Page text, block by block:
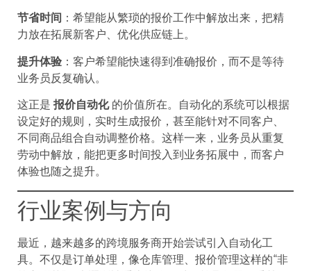
节省时间 ：希望能从繁琐的报价工作中解放出来，把精
力放在拓展新客户、优化供应链上。
提升体验 ：客户希望能快速得到准确报价，而不是等待
业务员反复确认。
这正是 报价自动化的价值所在。自动化的系统可以根据
设定好的规则，实时生成报价，甚至能针对不同客户、
不同商品组合自动调整价格。这样一来，业务员从重复
劳动中解放，能把更多时间投入到业务拓展中，而客户
体验也随之提升。
行业案例与方向
最近，越来越多的跨境服务商开始尝试引入自动化工
具。不仅是订单处理，像仓库管理、报价管理这样的“非